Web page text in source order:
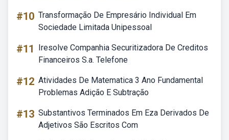
#10 Transformação De Empresário Individual Em
Sociedade Limitada Unipessoal
#11
Iresolve Companhia Securitizadora De Creditos
Financeiros S.a. Telefone
#12 Atividades De Matematica 3 Ano Fundamental
Problemas Adição E Subtração
#13 Substantivos Terminados Em Eza Derivados De
Adjetivos São Escritos Com